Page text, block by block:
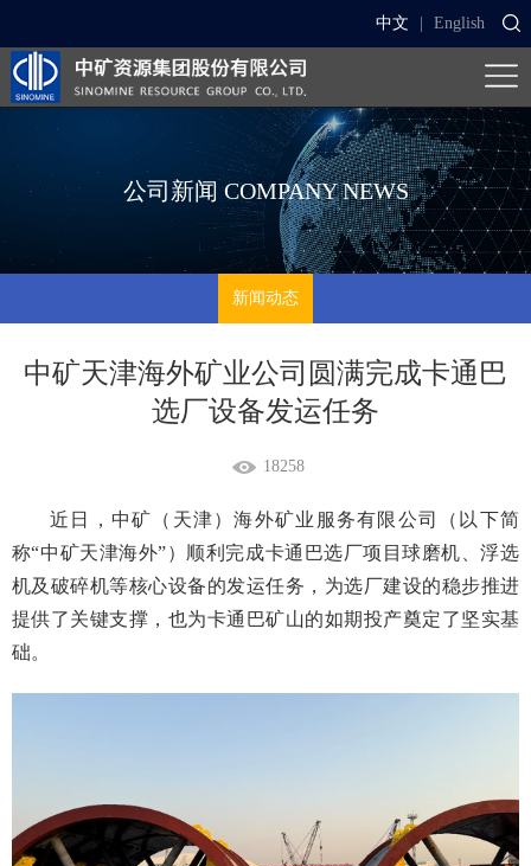
中文 English
公司新闻 COMPANY NEWS
新闻动态
中矿天津海外矿业公司圆满完成卡通巴
选厂设备发运任务
18258
近日，中矿（天津）海外矿业服务有限公司（以下简
称“中矿天津海外”）顺利完成卡通巴选厂项目球磨机、浮选
机及破碎机等核心设备的发运任务，为选厂建设的稳步推进
提供了关键支撑，也为卡通巴矿山的如期投产奠定了坚实基
础。